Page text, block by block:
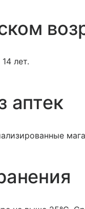
лет.
аптек